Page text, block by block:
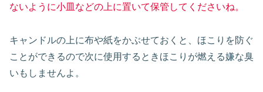
ないように小皿などの上に置いて保管してくださいね。
キャンドルの上に布や紙をかぶせておくと、ほこりを防ぐ
ことができるので次に使用するときほこりが燃える嫌な臭
いもしませんよ。